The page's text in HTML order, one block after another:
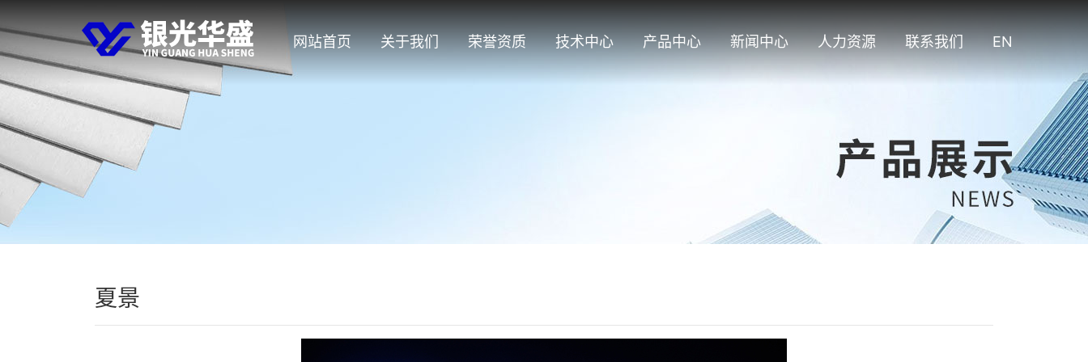
网站首页 关于我们 荣誉资质 技术中心 产品中心 新闻中心 人力资源 联系我们 EN
夏景